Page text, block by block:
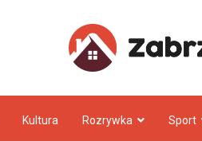
Kultura Rozrywka Sport